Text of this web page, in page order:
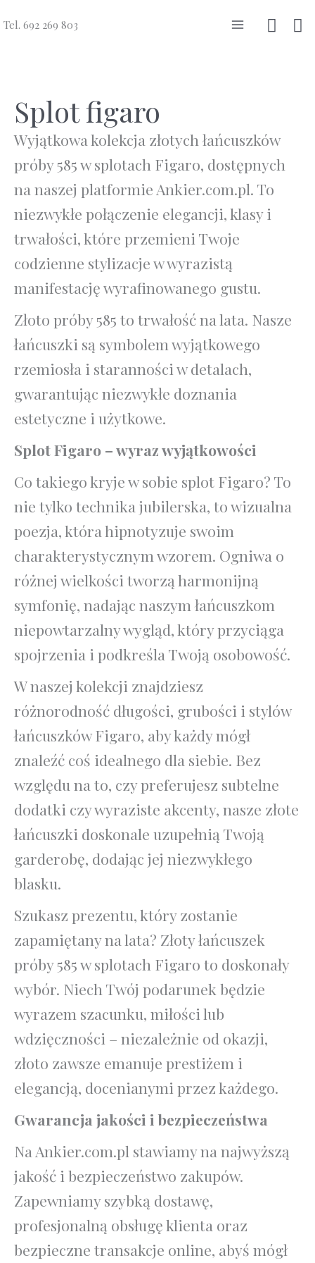
do
Tel. 692 269 803
Splot figaro
Wyjątkowa kolekcja złotych łańcuszków
próby 585 w splotach Figaro, dostępnych
na naszej platformie Ankier.com.pl. To
niezwykłe połączenie elegancji, klasy i
trwałości, które przemieni Twoje
codzienne stylizacje w wyrazistą
manifestację wyrafinowanego gustu.
Złoto próby 585 to trwałość na lata. Nasze
łańcuszki są symbolem wyjątkowego
rzemiosła i staranności w detalach,
gwarantując niezwykłe doznania
estetyczne i użytkowe.
Splot Figaro – wyraz wyjątkowości
Co takiego kryje w sobie splot Figaro? To
nie tylko technika jubilerska, to wizualna
poezja, która hipnotyzuje swoim
charakterystycznym wzorem. Ogniwa o
różnej wielkości tworzą harmonijną
symfonię, nadając naszym łańcuszkom
niepowtarzalny wygląd, który przyciąga
spojrzenia i podkreśla Twoją osobowość.
W naszej kolekcji znajdziesz
różnorodność długości, grubości i stylów
łańcuszków Figaro, aby każdy mógł
znaleźć coś idealnego dla siebie. Bez
względu na to, czy preferujesz subtelne
dodatki czy wyraziste akcenty, nasze złote
łańcuszki doskonale uzupełnią Twoją
garderobę, dodając jej niezwykłego
blasku.
Szukasz prezentu, który zostanie
zapamiętany na lata? Złoty łańcuszek
próby 585 w splotach Figaro to doskonały
wybór. Niech Twój podarunek będzie
wyrazem szacunku, miłości lub
wdzięczności – niezależnie od okazji,
złoto zawsze emanuje prestiżem i
elegancją, docenianymi przez każdego.
Gwarancja jakości i bezpieczeństwa
Na Ankier.com.pl stawiamy na najwyższą
jakość i bezpieczeństwo zakupów.
Zapewniamy szybką dostawę,
profesjonalną obsługę klienta oraz
bezpieczne transakcje online, abyś mógł